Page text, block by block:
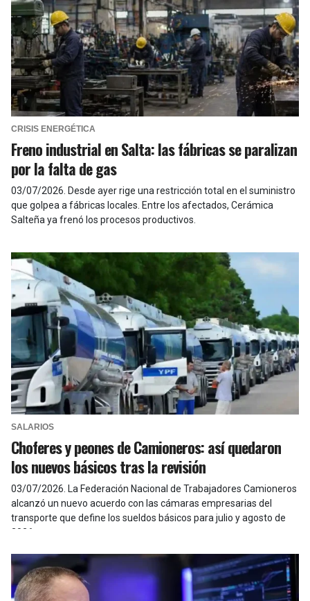
CRISIS ENERGÉTICA
Freno industrial en Salta: las fábricas se paralizan
por la falta de gas
03/07/2026 Desde ayer rige una restricción total en el suministro
que golpea a fábricas locales. Entre los afectados, Cerámica
Salteña ya frenó los procesos productivos.
SALARIOS
Choferes y peones de Camioneros: así quedaron
los nuevos básicos tras la revisión
03/07/2026 La Federación Nacional de Trabajadores Camioneros
alcanzó un nuevo acuerdo con las cámaras empresarias del
transporte que define los sueldos básicos para julio y agosto de
2026.